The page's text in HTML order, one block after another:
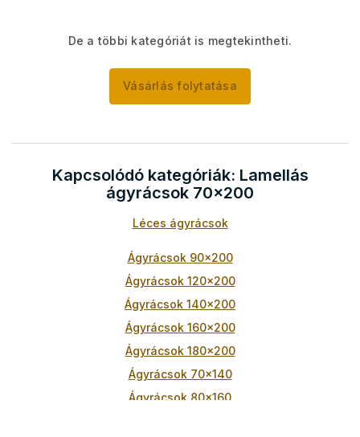
De a többi kategóriát is megtekintheti.
Vásárlás folytatása
Kapcsolódó kategóriák: Lamellás
ágyrácsok 70x200
Léces ágyrácsok
Ágyrácsok 90x200
Ágyrácsok 120x200
Ágyrácsok 140x200
Ágyrácsok 160x200
Ágyrácsok 180x200
Ágyrácsok 70x140
Ágyrácsok 80x160